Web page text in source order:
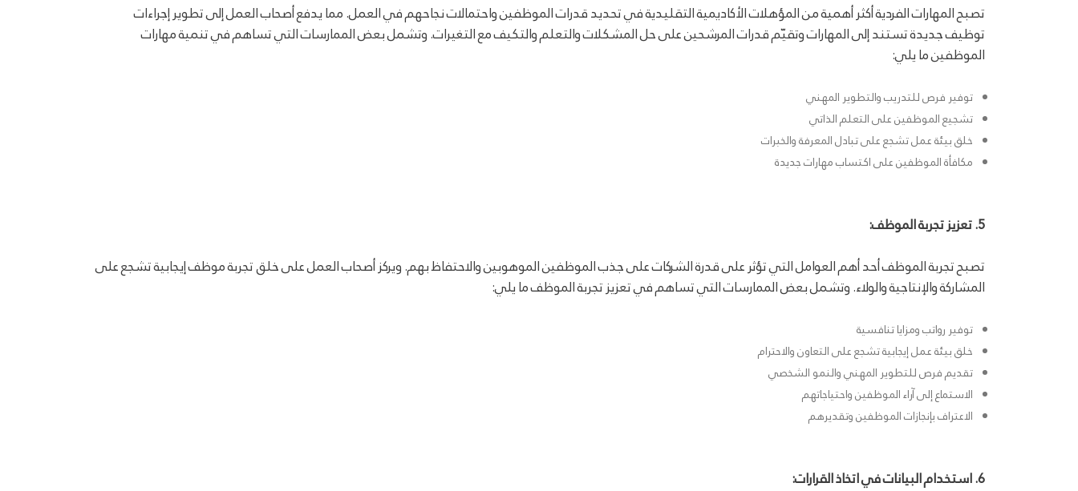
تصبح المهارات الفردية أكثر أهمية من المؤهلات الأكاديمية التقليدية في تحديد قدرات الموظفين واحتمالات نجاحهم في العمل. مما يدفع أصحاب العمل إلى تطوير إجراءات
توظيف جديدة تستند إلى المهارات وتقيّم قدرات المرشحين على حل المشكلات والتعلم والتكيف مع التغيرات. وتشمل بعض الممارسات التي تساهم في تنمية مهارات
الموظفين ما يلي:
توفير فرص للتدريب والتطوير المهني
تشجيع الموظفين على التعلم الذاتي
خلق بيئة عمل تشجع على تبادل المعرفة والخبرات
مكافأة الموظفين على اكتساب مهارات جديدة
5. تعزيز تجربة الموظف:
تصبح تجربة الموظف أحد أهم العوامل التي تؤثر على قدرة الشركات على جذب الموظفين الموهوبين والاحتفاظ بهم. ويركز أصحاب العمل على خلق تجربة موظف إيجابية تشجع على
المشاركة والإنتاجية والولاء. وتشمل بعض الممارسات التي تساهم في تعزيز تجربة الموظف ما يلي:
توفير رواتب ومزايا تنافسية
خلق بيئة عمل إيجابية تشجع على التعاون والاحترام
تقديم فرص للتطوير المهني والنمو الشخصي
الاستماع إلى آراء الموظفين واحتياجاتهم
الاعتراف بإنجازات الموظفين وتقديرهم
6. استخدام البيانات في اتخاذ القرارات: